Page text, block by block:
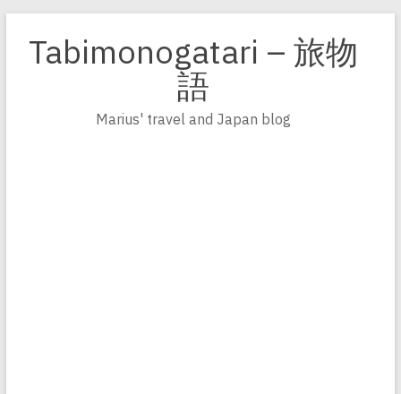
Inhalt
springen
Tabimonogatari – 旅物
語
Marius' travel and Japan blog